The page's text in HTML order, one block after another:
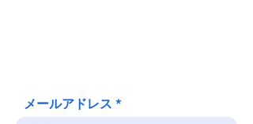
メールアドレス